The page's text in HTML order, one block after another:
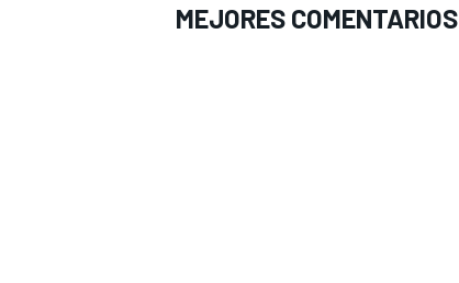
MEJORES COMENTARIOS